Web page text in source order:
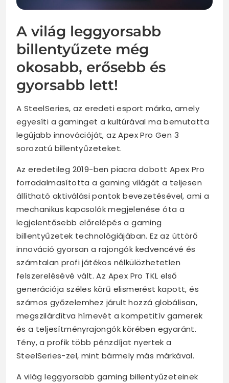
A világ leggyorsabb
billentyűzete még
okosabb, erősebb és
gyorsabb lett!
A SteelSeries, az eredeti esport márka, amely
egyesíti a gaminget a kultúrával ma bemutatta
legújabb innovációját, az Apex Pro Gen 3
sorozatú billentyűzeteket.
Az eredetileg 2019-ben piacra dobott Apex Pro
forradalmasította a gaming világát a teljesen
állítható aktiválási pontok bevezetésével, ami a
mechanikus kapcsolók megjelenése óta a
legjelentősebb előrelépés a gaming
billentyűzetek technológiájában. Ez az úttörő
innováció gyorsan a rajongók kedvencévé és
számtalan profi játékos nélkülözhetetlen
felszerelésévé vált. Az Apex Pro TKL első
generációja széles körű elismerést kapott, és
számos győzelemhez járult hozzá globálisan,
megszilárdítva hírnevét a kompetitív gamerek
és a teljesítményrajongók körében egyaránt.
Tény, a profik több pénzdíjat nyertek a
SteelSeries-zel, mint bármely más márkával.
A világ leggyorsabb gaming billentyűzeteinek